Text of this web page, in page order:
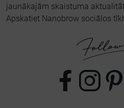
jaunākajām skaistuma
Apskatiet Nanobrow sociālos